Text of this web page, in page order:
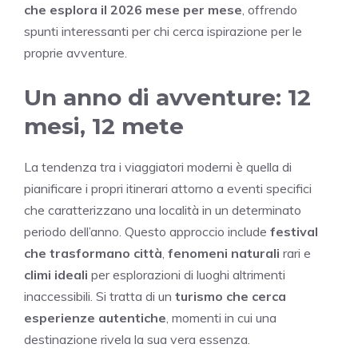
che esplora il 2026 mese per mese , offrendo
spunti interessanti per chi cerca ispirazione per le
proprie avventure.
Un anno di avventure: 12
mesi, 12 mete
La tendenza tra i viaggiatori moderni è quella di
pianificare i propri itinerari attorno a eventi specifici
che caratterizzano una località in un determinato
periodo dell’anno. Questo approccio include festival
che trasformano città fenomeni naturali rari e
climi ideali per esplorazioni di luoghi altrimenti
inaccessibili. Si tratta di un turismo che cerca
esperienze autentiche , momenti in cui una
destinazione rivela la sua vera essenza.